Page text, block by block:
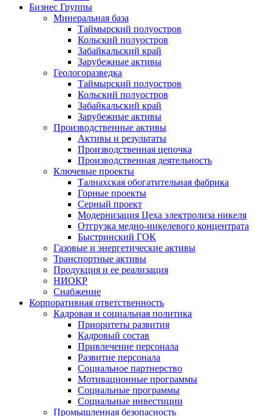
Бизнес Группы
Минеральная база
Таймырский полуостров
Кольский полуостров
Забайкальский край
Зарубежные активы
Геологоразведка
Таймырский полуостров
Кольский полуостров
Забайкальский край
Зарубежные активы
Производственные активы
Активы и результаты
Производственная цепочка
Производственная деятельность
Ключевые проекты
Талнахская обогатительная фабрика
Горные проекты
Серный проект
Модернизация Цеха электролиза никеля
Отгрузка медно-никелевого концентрата
Быстринский ГОК
Газовые и энергетические активы
Транспортные активы
Продукция и ее реализация
НИОКР
Снабжение
Корпоративная ответственность
Кадровая и социальная политика
Приоритеты развития
Кадровый состав
Привлечение персонала
Развитие персонала
Социальное партнерство
Мотивационные программы
Социальные программы
Социальные инвестиции
Промышленная безопасность